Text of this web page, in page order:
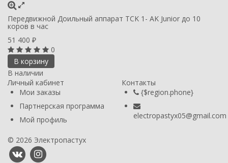
Передвижной Доильный аппарат TCK 1- AK Junior до 10
коров в час
51 400 ₽
0
В корзину
В наличии
Личный кабинет
Мои заказы
Партнерская программа
Мой профиль
Контакты
{$region.phone}
electropastyx05@gmail.com
© 2026 Электропастух